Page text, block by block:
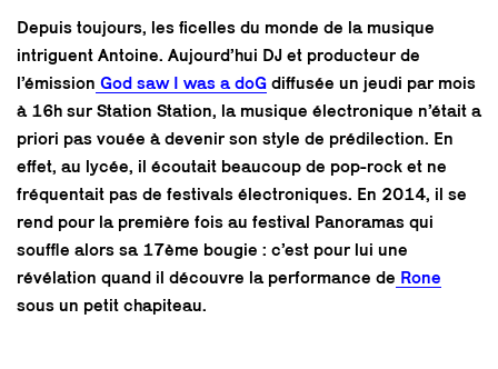
Depuis toujours, les ficelles du monde de la musique
intriguent Antoine. Aujourd’hui DJ et producteur de
l’émission God saw I was a doG diffusée un jeudi par mois
à 16h sur Station Station, la musique électronique n’était a
priori pas vouée à devenir son style de prédilection. En
effet, au lycée, il écoutait beaucoup de pop-rock et ne
fréquentait pas de festivals électroniques. En 2014, il se
rend pour la première fois au festival Panoramas qui
souffle alors sa 17ème bougie : c’est pour lui une
révélation quand il découvre la performance de Rone
sous un petit chapiteau.